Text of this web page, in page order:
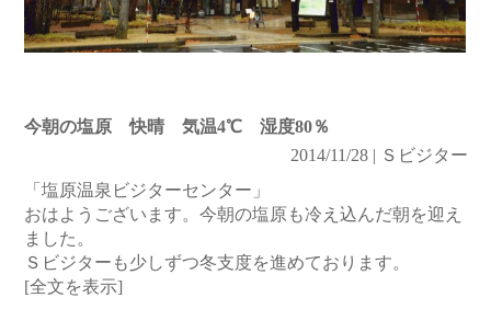
今朝の塩原 快晴 気温4℃ 湿度80％
2014/11/28 | Ｓビジター
「塩原温泉ビジターセンター」
おはようございます。今朝の塩原も冷え込んだ朝を迎え
ました。
Ｓビジターも少しずつ冬支度を進めております。
[全文を表示]